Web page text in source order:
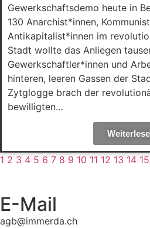
Gewerkschaftsdemo heute in
130 Anarchist*innen,
Antikapitalist*innen im
Stadt wollte das Anliegen
Gewerkschaftler*innen und
hinteren, leeren Gassen der
Zytglogge brach der
bewilligten…
1 2 3 4 5 6 7 8 9 10 11 12 13 14 15
E-Mail
agb@immerda.ch